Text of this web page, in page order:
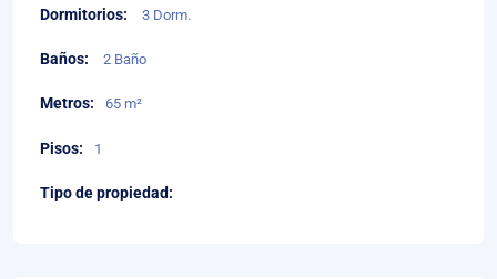
Dormitorios: 3 Dorm.
Baños: 2 Baño
Metros: 65 m²
Pisos: 1
Tipo de propiedad: